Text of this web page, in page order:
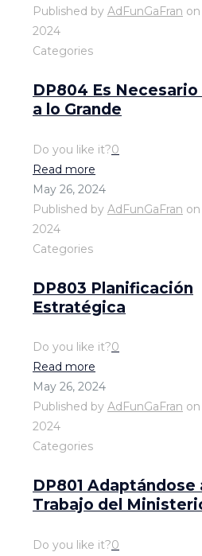
Published by AdFunGaFran on
2024
Categories
DP804 Es
a lo Grande
Do you like it?0
Read more
May 26, 2024
Published by AdFunGaFran on
2024
Categories
DP803 Planificación
Estratégica
Do you like it?0
Read more
May 26, 2024
Published by AdFunGaFran on
2024
Categories
DP801 Adaptándose
Trabajo del
Do you like it?0